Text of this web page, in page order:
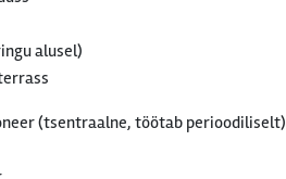
alusel)
(tsentraalne, töötab perioodiliselt)